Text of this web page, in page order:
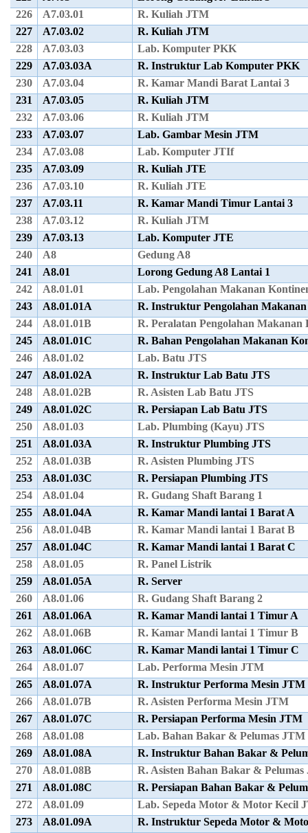
226
A7.03.01
R. Kuliah JTM
227
A7.03.02
R. Kuliah JTM
228
A7.03.03
Lab. Komputer PKK
229
A7.03.03A
R. Instruktur Lab Komputer PKK
230
A7.03.04
R. Kamar Mandi Barat Lantai 3
231
A7.03.05
R. Kuliah JTM
232
A7.03.06
R. Kuliah JTM
233
A7.03.07
Lab. Gambar Mesin JTM
234
A7.03.08
Lab. Komputer JTIf
235
A7.03.09
R. Kuliah JTE
236
A7.03.10
R. Kuliah JTE
237
A7.03.11
R. Kamar Mandi Timur Lantai 3
238
A7.03.12
R. Kuliah JTM
239
A7.03.13
Lab. Komputer JTE
240
A8
Gedung A8
241
A8.01
Lorong Gedung A8 Lantai 1
242
A8.01.01
Lab. Pengolahan Makanan
243
A8.01.01A
R. Instruktur Pengolahan
244
A8.01.01B
R. Peralatan Pengolahan
245
A8.01.01C
R. Bahan Pengolahan Makanan
246
A8.01.02
Lab. Batu JTS
247
A8.01.02A
R. Instruktur Lab Batu JTS
248
A8.01.02B
R. Asisten Lab Batu JTS
249
A8.01.02C
R. Persiapan Lab Batu JTS
250
A8.01.03
Lab. Plumbing (Kayu) JTS
251
A8.01.03A
R. Instruktur Plumbing JTS
252
A8.01.03B
R. Asisten Plumbing JTS
253
A8.01.03C
R. Persiapan Plumbing JTS
254
A8.01.04
R. Gudang Shaft Barang 1
255
A8.01.04A
R. Kamar Mandi lantai 1 Barat A
256
A8.01.04B
R. Kamar Mandi lantai 1 Barat B
257
A8.01.04C
R. Kamar Mandi lantai 1 Barat C
258
A8.01.05
R. Panel Listrik
259
A8.01.05A
R. Server
260
A8.01.06
R. Gudang Shaft Barang 2
261
A8.01.06A
R. Kamar Mandi lantai 1 Timur A
262
A8.01.06B
R. Kamar Mandi lantai 1 Timur B
263
A8.01.06C
R. Kamar Mandi lantai 1 Timur C
264
A8.01.07
Lab. Performa Mesin JTM
265
A8.01.07A
R. Instruktur Performa Mesin JTM
266
A8.01.07B
R. Asisten Performa Mesin JTM
267
A8.01.07C
R. Persiapan Performa Mesin JTM
268
A8.01.08
Lab. Bahan Bakar & Pelumas JTM
269
A8.01.08A
R. Instruktur Bahan Bakar &
270
A8.01.08B
R. Asisten Bahan Bakar &
271
A8.01.08C
R. Persiapan Bahan Bakar &
272
A8.01.09
Lab. Sepeda Motor & Motor Kecil
273
A8.01.09A R. Instruktur Sepeda Motor &